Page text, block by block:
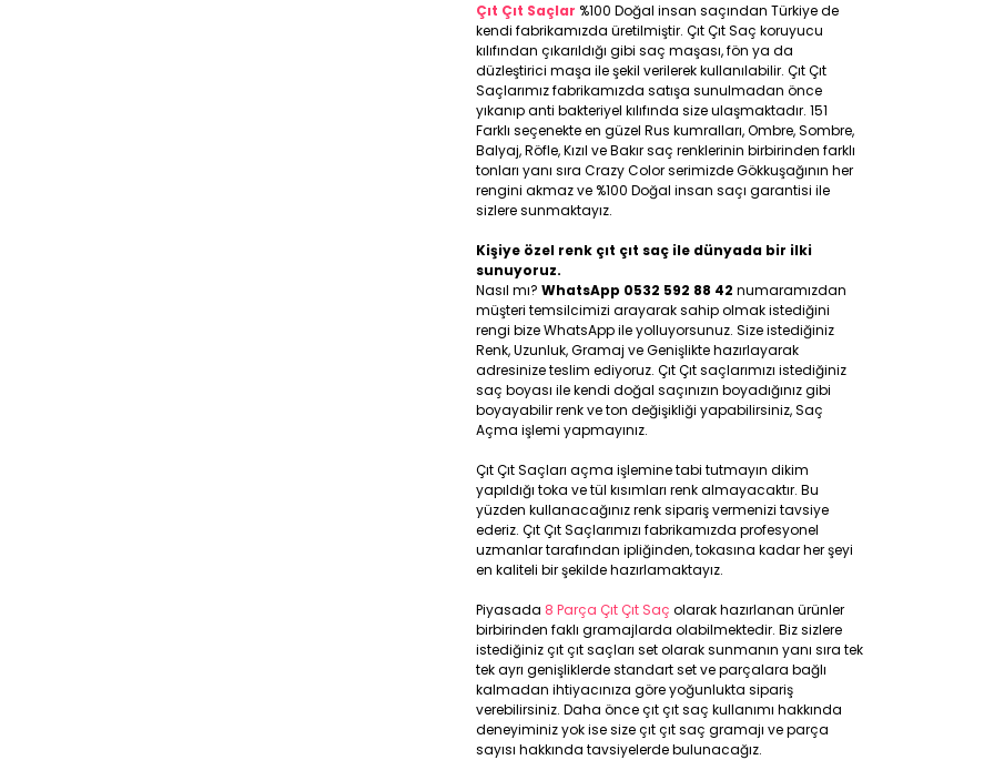
Çıt Çıt Saçlar %100 Doğal insan saçından Türkiye de
kendi fabrikamızda üretilmiştir. Çıt Çıt Saç koruyucu
kılıfından çıkarıldığı gibi saç maşası, fön ya da
düzleştirici maşa ile şekil verilerek kullanılabilir. Çıt Çıt
Saçlarımız fabrikamızda satışa sunulmadan önce
yıkanıp anti bakteriyel kılıfında size ulaşmaktadır. 151
Farklı seçenekte en güzel Rus kumralları, Ombre, Sombre,
Balyaj, Röfle, Kızıl ve Bakır saç renklerinin birbirinden farklı
tonları yanı sıra Crazy Color serimizde Gökkuşağının her
rengini akmaz ve %100 Doğal insan saçı garantisi ile
sizlere sunmaktayız.
Kişiye özel renk çıt çıt saç ile dünyada bir ilki
sunuyoruz.
Nasıl mı? WhatsApp 0532 592 88 42 numaramızdan
müşteri temsilcimizi arayarak sahip olmak istediğini
rengi bize WhatsApp ile yolluyorsunuz. Size istediğiniz
Renk, Uzunluk, Gramaj ve Genişlikte hazırlayarak
adresinize teslim ediyoruz. Çıt Çıt saçlarımızı istediğiniz
saç boyası ile kendi doğal saçınızın boyadığınız gibi
boyayabilir renk ve ton değişikliği yapabilirsiniz, Saç
Açma işlemi yapmayınız.
Çıt Çıt Saçları açma işlemine tabi tutmayın dikim
yapıldığı toka ve tül kısımları renk almayacaktır. Bu
yüzden kullanacağınız renk sipariş vermenizi tavsiye
ederiz. Çıt Çıt Saçlarımızı fabrikamızda profesyonel
uzmanlar tarafından ipliğinden, tokasına kadar her şeyi
en kaliteli bir şekilde hazırlamaktayız.
Piyasada 8 Parça Çıt Çıt Saç olarak hazırlanan ürünler
birbirinden faklı gramajlarda olabilmektedir. Biz sizlere
istediğiniz çıt çıt saçları set olarak sunmanın yanı sıra tek
tek ayrı genişliklerde standart set ve parçalara bağlı
kalmadan ihtiyacınıza göre yoğunlukta sipariş
verebilirsiniz. Daha önce çıt çıt saç kullanımı hakkında
deneyiminiz yok ise size çıt çıt saç gramajı ve parça
sayısı hakkında tavsiyelerde bulunacağız.